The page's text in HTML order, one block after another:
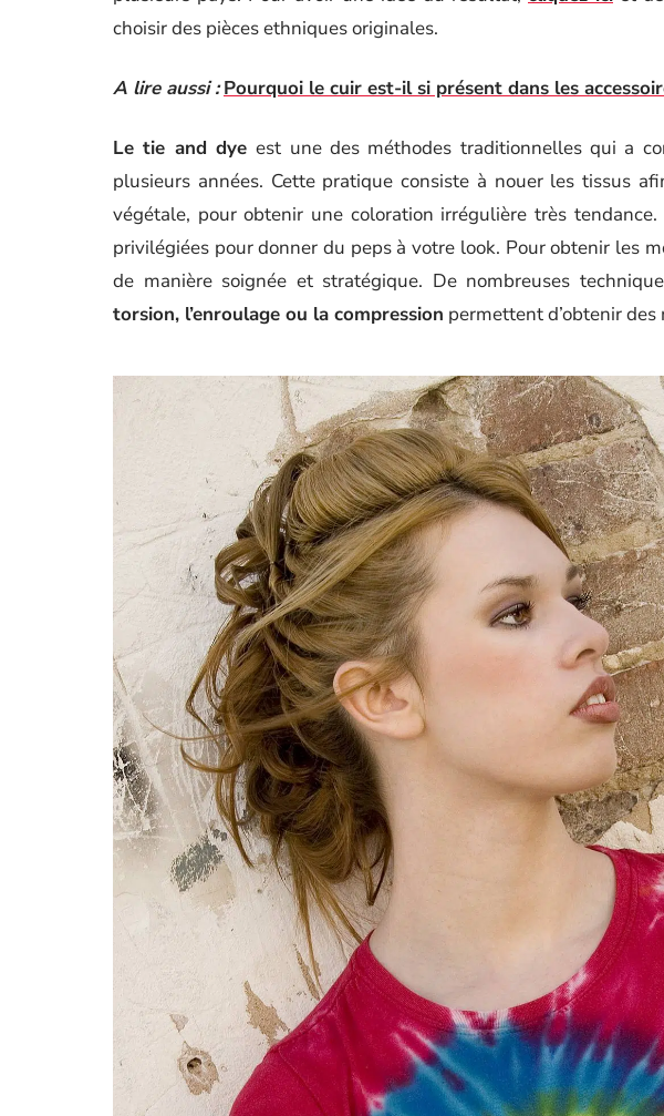
choisir des pièces ethniques originales.
A lire aussi : Pourquoi le cuir est-il si présent dans les
Le tie and dyeest une des méthodes traditionnelles qui a
plusieurs années. Cette pratique consiste à nouer les tissus
végétale, pour obtenir une coloration irrégulière très
privilégiées pour donner du peps à votre look. Pour obtenir les
de manière soignée et stratégique. De nombreuses
torsion, l’enroulage ou la compression permettent d’obtenir